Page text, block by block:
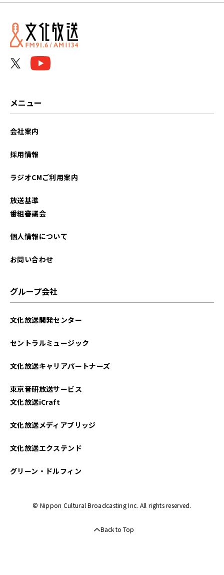
2026年07月
2026年06月
2025年09月
2025年06月
2025年01月
2024年12月
2024年11月
メニュー
会社案内
採用情報
ラジオCMご利用案内
放送基準
番組審議会
個人情報について
お問い合わせ
グループ会社
文化放送開発センター
セントラルミュージック
文化放送キャリアパートナーズ
東京音研放送サービス
文化放送iCraft
文化放送メディアブリッジ
文化放送エクステンド
グリーン・ドルフィン
© Nippon Cultural Broadcasting Inc. All rights reserved.
Back to Top